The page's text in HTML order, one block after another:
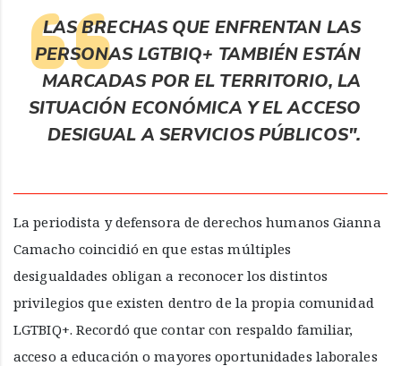
LAS BRECHAS QUE ENFRENTAN LAS
PERSONAS LGTBIQ+ TAMBIÉN ESTÁN
MARCADAS POR EL TERRITORIO, LA
SITUACIÓN ECONÓMICA Y EL ACCESO
DESIGUAL A SERVICIOS PÚBLICOS".
La periodista y defensora de derechos humanos Gianna
Camacho coincidió en que estas múltiples
desigualdades obligan a reconocer los distintos
privilegios que existen dentro de la propia comunidad
LGTBIQ+. Recordó que contar con respaldo familiar,
acceso a educación o mayores oportunidades laborales